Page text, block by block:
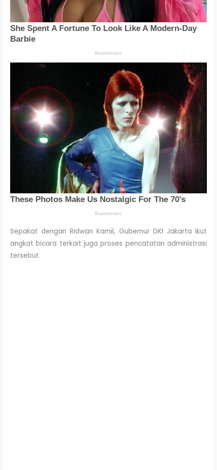
Sepakat dengan Ridwan Kamil, Gubernur DKI Jakarta ikut
angkat bicara terkait juga proses pencatatan administrasi
tersebut.